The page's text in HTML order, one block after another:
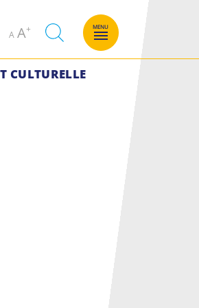
A
Decrease
font
AIncrease
size.
MENU
CULTURELLE